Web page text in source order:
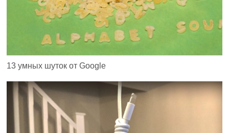
13 умных шуток от Google